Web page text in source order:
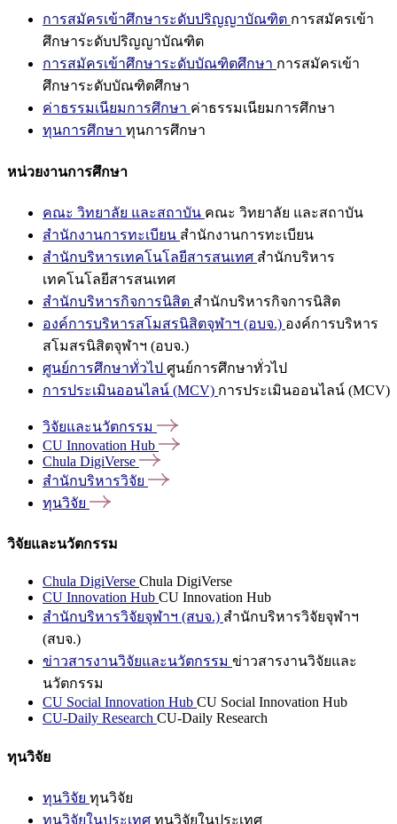
การสมัครเข้าศึกษาระดับปริญญาบัณฑิต การสมัครเข้า
ศึกษาระดับปริญญาบัณฑิต
การสมัครเข้าศึกษาระดับบัณฑิตศึกษา การสมัครเข้า
ศึกษาระดับบัณฑิตศึกษา
ค่าธรรมเนียมการศึกษา ค่าธรรมเนียมการศึกษา
ทุนการศึกษา ทุนการศึกษา
หน่วยงานการศึกษา
คณะ วิทยาลัย และสถาบัน คณะ วิทยาลัย และสถาบัน
สำนักงานการทะเบียน สำนักงานการทะเบียน
สำนักบริหารเทคโนโลยีสารสนเทศ สำนักบริหาร
เทคโนโลยีสารสนเทศ
สำนักบริหารกิจการนิสิต สำนักบริหารกิจการนิสิต
องค์การบริหารสโมสรนิสิตจุฬาฯ (อบจ.) องค์การบริหาร
สโมสรนิสิตจุฬาฯ (อบจ.)
ศูนย์การศึกษาทั่วไป ศูนย์การศึกษาทั่วไป
การประเมินออนไลน์ (MCV) การประเมินออนไลน์ (MCV)
วิจัยและนวัตกรรม
CU Innovation Hub
Chula DigiVerse
สำนักบริหารวิจัย
ทุนวิจัย
วิจัยและนวัตกรรม
Chula DigiVerse Chula DigiVerse
CU Innovation Hub CU Innovation Hub
สำนักบริหารวิจัยจุฬาฯ (สบจ.) สำนักบริหารวิจัยจุฬาฯ
(สบจ.)
ข่าวสารงานวิจัยและนวัตกรรม ข่าวสารงานวิจัยและ
นวัตกรรม
CU Social Innovation Hub CU Social Innovation Hub
CU-Daily Research CU-Daily Research
ทุนวิจัย
ทุนวิจัย ทุนวิจัย
ทุนวิจัยในประเทศ ทุนวิจัยในประเทศ